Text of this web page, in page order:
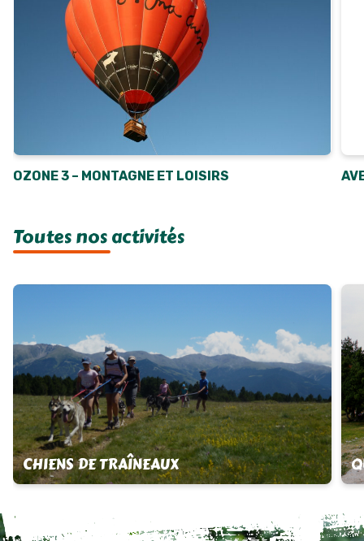
OZONE 3 – MONTAGNE ET LOISIRS
Toutes nos activités
CHIENS DE TRAÎNEAUX